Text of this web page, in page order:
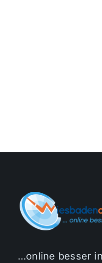
…online besser